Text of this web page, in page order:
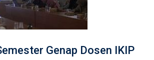
Genap Dosen IKIP